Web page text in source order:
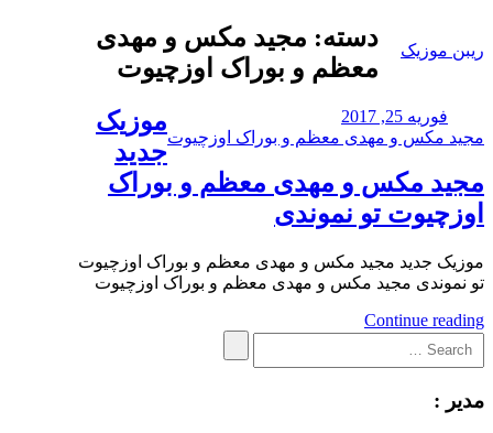
to
ریبن موزیک
جدید
دسته: مجید مکس و مهدی
معظم و بوراک اوزچیوت
فوریه 25, 2017
مجید مکس و مهدی معظم و بوراک اوزچیوت
موزیک
جدید
مجید مکس و مهدی معظم و بوراک
اوزچیوت تو نموندی
موزیک جدید مجید مکس و مهدی معظم و بوراک اوزچیوت
تو نموندی مجید مکس و مهدی معظم و بوراک اوزچیوت
Continue reading
Search
for:
مدیر :